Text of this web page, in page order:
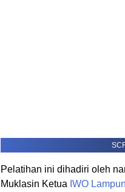
Pelatihan ini dihadiri oleh
Muklasin Ketua IWO